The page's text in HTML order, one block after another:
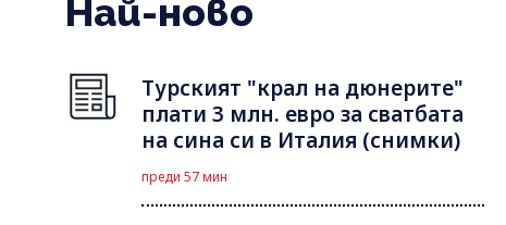
Най-ново
Турският "крал на дюнерите"
плати 3 млн. евро за сватбата
на сина си в Италия (снимки)
преди 57 мин